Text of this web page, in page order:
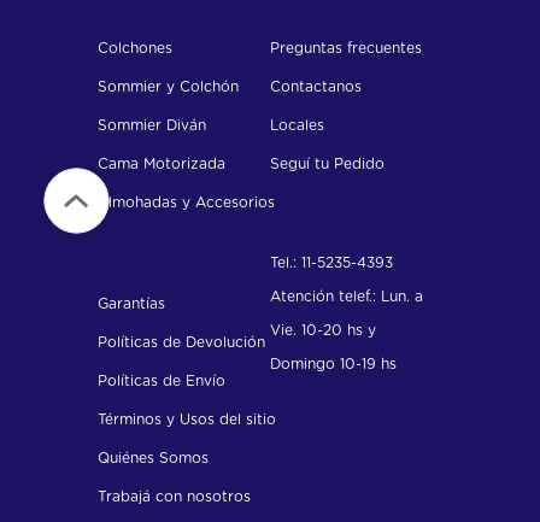
Colchones
Sommier y Colchón
Sommier Diván
Cama Motorizada
Almohadas y Accesorios
Preguntas frecuentes
Contactanos
Locales
Seguí tu Pedido
Garantías
Políticas de Devolución
Políticas de Envío
Términos y Usos del sitio
Quiénes Somos
Trabajá con nosotros
Tel.: 11-5235-4393
Atención telef.: Lun. a
Vie. 10-20 hs y
Domingo 10-19 hs